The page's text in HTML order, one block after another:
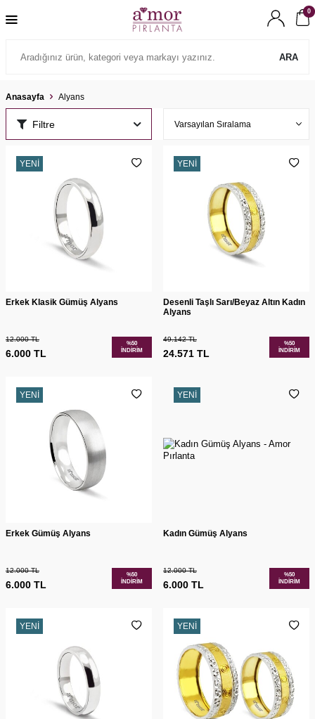
ARA
0
Anasayfa Alyans
Filtre
YENI
Erkek Klasik Gümüş Alyans
12.000TL
6.000 TL
%50
İNDIRIM
YENI
Desenli Taşlı Sarı/Beyaz Altın Kadın
Alyans
49.142TL
24.571 TL
%50
İNDIRIM
YENI
Erkek Gümüş Alyans
12.000TL
6.000 TL
%50
İNDIRIM
YENI
Kadın Gümüş Alyans
12.000TL
6.000 TL
%50
İNDIRIM
YENI YENI